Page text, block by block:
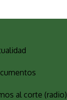
al corte (radio)